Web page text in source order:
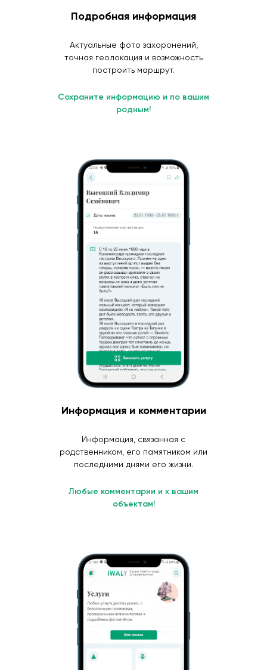
Подробная информация
Актуальные фото захоронений,
точная геолокация и возможность
построить маршрут.
Сохраните информацию и по вашим
родным!
Информация и комментарии
Информация, связанная с
родственником, его памятником или
последними днями его жизни.
Любые комментарии и к вашим
объектам!